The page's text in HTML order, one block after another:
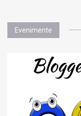
Evenimente